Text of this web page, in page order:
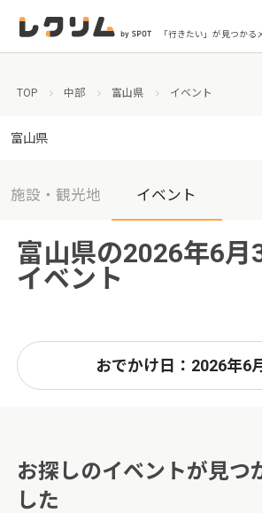
「行きたい」が見つかる
TOP 中部 富山県 イベント
富山県
施設・観光地 イベント
富山県の2026年6月
イベント
おでかけ日：2026年6
お探しのイベントが見つ
した